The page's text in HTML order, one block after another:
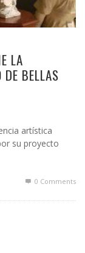
LA
BELLAS
artística
su proyecto
0 Comments